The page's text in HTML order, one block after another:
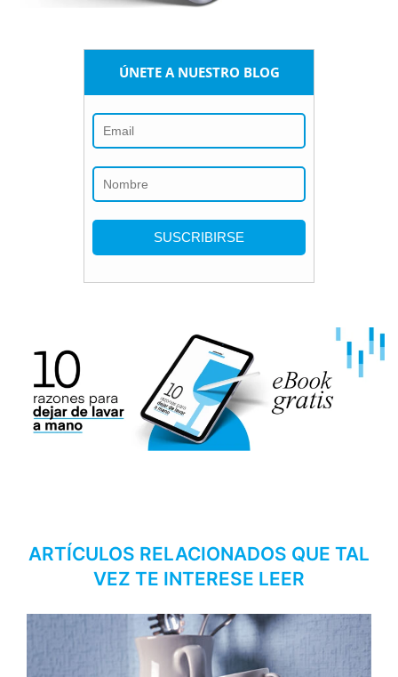
ÚNETE A NUESTRO BLOG
ARTÍCULOS RELACIONADOS QUE TAL
VEZ TE INTERESE LEER